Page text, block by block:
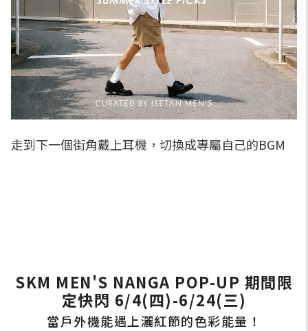
走到下一個街角戴上耳機，切換成專屬自己的BGM
SKM MEN'S NANGA POP-UP 期間限
定快閃 6/4(四)-6/24(三)
當戶外機能遇上灑紅節的色彩能量！